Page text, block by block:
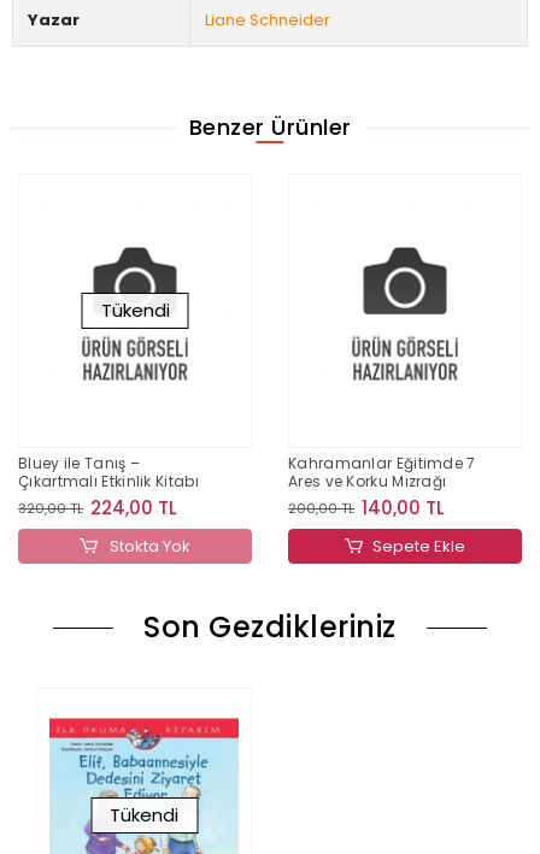
Yazar Liane Schneider
Benzer Ürünler
Tükendi
Bluey ile Tanış –
Çıkartmalı Etkinlik Kitabı
320,00 TL 224,00 TL
Stokta Yok
Kahramanlar Eğitimde 7
Ares ve Korku Mızrağı
200,00 TL 140,00 TL
Sepete Ekle
Son Gezdikleriniz
Tükendi